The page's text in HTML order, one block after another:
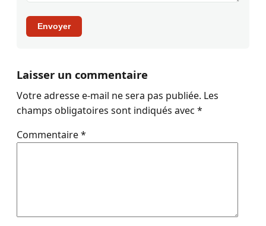
Envoyer
Laisser un commentaire
Votre adresse e-mail ne sera pas publiée. Les
champs obligatoires sont indiqués avec *
Commentaire*